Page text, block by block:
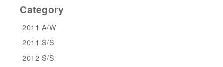
Category
2011 A/W
2011 S/S
2012 S/S